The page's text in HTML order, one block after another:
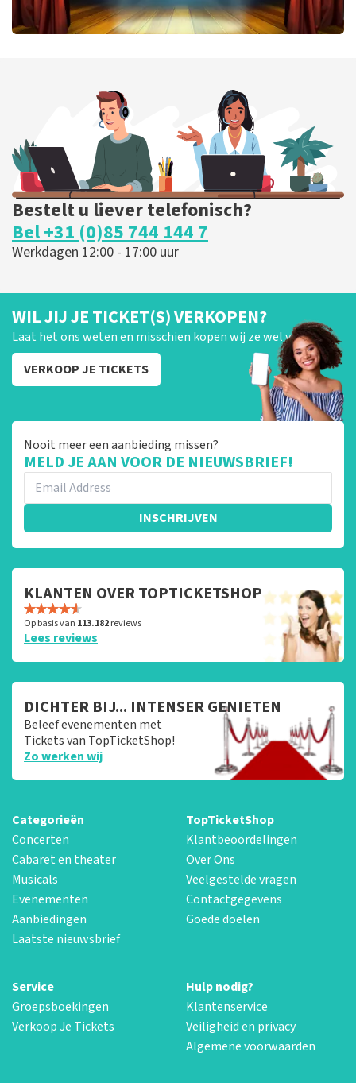
BESTEL NU
Bestelt u liever telefonisch?
Bel +31 (0)85 744 144 7
Werkdagen 12:00 - 17:00 uur
WIL JIJ JE TICKET(S) VERKOPEN?
Laat het ons weten en misschien kopen wij ze wel van je!
VERKOOP JE TICKETS
Nooit meer een aanbieding missen?
MELD JE AAN VOOR DE NIEUWSBRIEF!
INSCHRIJVEN
KLANTEN OVER TOPTICKETSHOP
Op basis van 113.182reviews
Lees reviews
DICHTER BIJ... INTENSER GENIETEN
Beleef evenementen met
Tickets van TopTicketShop!
Zo werken wij
Categorieën
Concerten
Cabaret en theater
Musicals
Evenementen
Aanbiedingen
Laatste nieuwsbrief
TopTicketShop
Klantbeoordelingen
Over Ons
Veelgestelde vragen
Contactgegevens
Goede doelen
Service
Groepsboekingen
Verkoop Je Tickets
Hulp nodig?
Klantenservice
Veiligheid en privacy
Algemene voorwaarden